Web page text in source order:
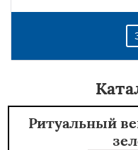
Ритуальный